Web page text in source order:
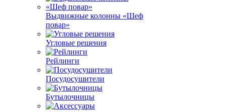
Bыдвижные колонны «Шеф
повар»
Угловые решения
Рейлинги
Посудосушители
Бутылочницы